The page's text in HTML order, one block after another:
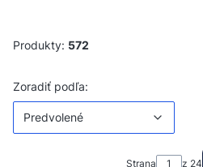
Produkty: 572
Zoznam produktov
Zoradiť podľa:
Predvolené
Strana z 24